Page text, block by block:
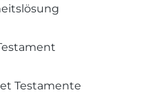
Testamente